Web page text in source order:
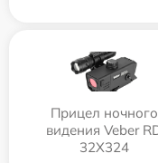
Прицел ночного
видения Veber
32X324